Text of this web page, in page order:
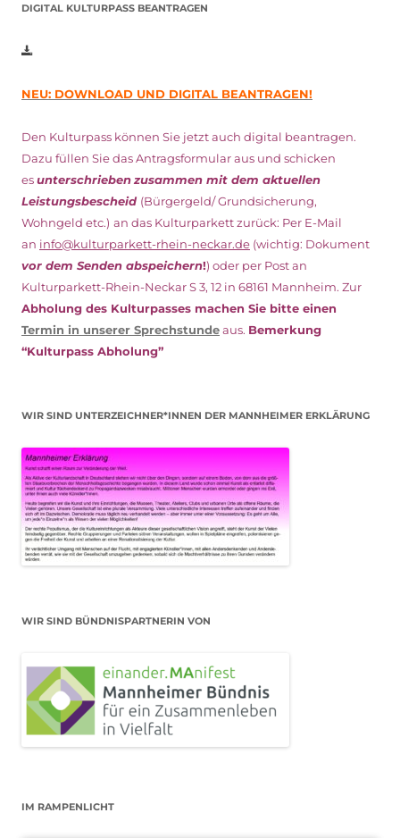
DIGITAL KULTURPASS BEANTRAGEN
NEU: DOWNLOAD UND DIGITAL BEANTRAGEN!
Den Kulturpass können Sie jetzt auch digital beantragen.
Dazu füllen Sie das Antragsformular aus und schicken
esunterschriebenzusammen mit dem aktuellen
Leistungsbescheid (Bürgergeld/ Grundsicherung,
Wohngeld etc.) an das Kulturparkett zurück: Per E-Mail
an info@kulturparkett-rhein-neckar.de (wichtig: Dokument
vor dem Senden abspeichern!) oder per Post an
Kulturparkett-Rhein-Neckar S 3, 12 in 68161 Mannheim. Zur
Abholung des Kulturpasses machen Sie bitte einen
Termin in unserer Sprechstundeaus. Bemerkung
“Kulturpass Abholung”
WIR SIND UNTERZEICHNER*INNEN DER MANNHEIMER ERKLÄRUNG
WIR SIND BÜNDNISPARTNERIN VON
IM RAMPENLICHT